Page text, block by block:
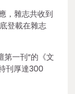
，雜志共收到
登載在雜志
第一刊”的《文
刊厚達300